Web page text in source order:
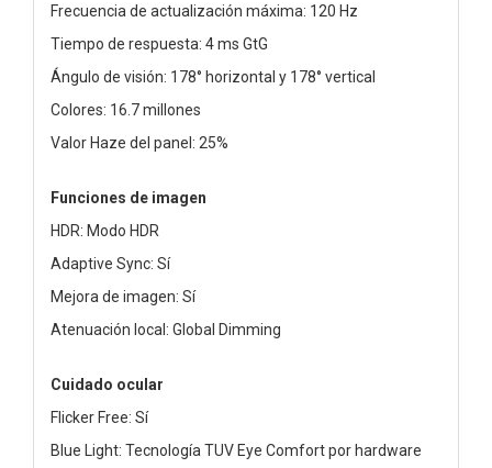
Frecuencia de actualización máxima: 120 Hz
Tiempo de respuesta: 4 ms GtG
Ángulo de visión: 178° horizontal y 178° vertical
Colores: 16.7 millones
Valor Haze del panel: 25%
Funciones de imagen
HDR: Modo HDR
Adaptive Sync: Sí
Mejora de imagen: Sí
Atenuación local: Global Dimming
Cuidado ocular
Flicker Free: Sí
Blue Light: Tecnología TUV Eye Comfort por hardware